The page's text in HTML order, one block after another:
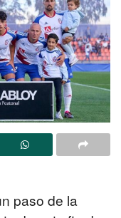
paso de la